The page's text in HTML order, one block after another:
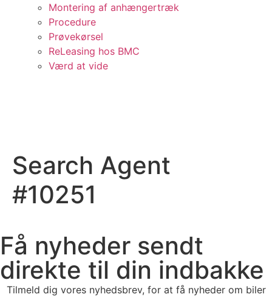
Montering af anhængertræk
Procedure
Prøvekørsel
ReLeasing hos BMC
Værd at vide
Search Agent
#10251
Få nyheder sendt
direkte til din indbakke
Tilmeld dig vores nyhedsbrev, for at få nyheder om biler